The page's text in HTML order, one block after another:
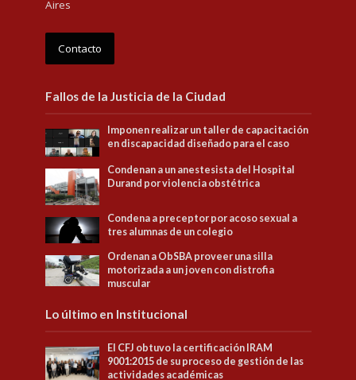
Aires
Contacto
Fallos de la Justicia de la Ciudad
Imponen realizar un taller de capacitación
en discapacidad diseñado para el caso
Condenan a un anestesista del Hospital
Durand por violencia obstétrica
Condena a preceptor por acoso sexual a
tres alumnas de un colegio
Ordenan a ObSBA proveer una silla
motorizada a un joven con distrofia
muscular
Lo último en Institucional
El CFJ obtuvo la certificación IRAM
9001:2015 de su proceso de gestión de las
actividades académicas